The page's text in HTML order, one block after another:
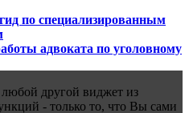
по специализированным
адвоката по уголовному
другой виджет из
- только то, что Вы сами